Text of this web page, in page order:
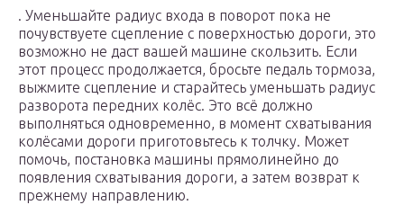
. Уменьшайте радиус входа в поворот пока не
почувствуете сцепление с поверхностью дороги, это
возможно не даст вашей машине скользить. Если
этот процесс продолжается, бросьте педаль тормоза,
выжмите сцепление и старайтесь уменьшать радиус
разворота передних колёс. Это всё должно
выполняться одновременно, в момент схватывания
колёсами дороги приготовьтесь к толчку. Может
помочь, постановка машины прямолинейно до
появления схватывания дороги, а затем возврат к
прежнему направлению.